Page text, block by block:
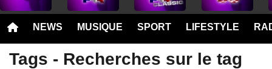
NEWS MUSIQUE SPORT LIFESTYLE
Tags - Recherches sur le tag